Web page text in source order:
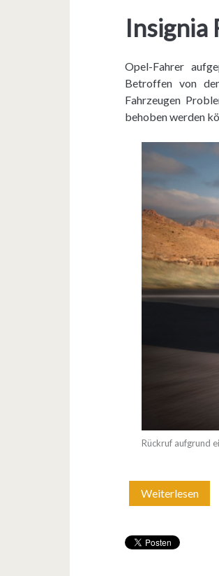
Insignia
Opel-Fahrer
Betroffen von
Fahrzeugen
behoben werden
Rückruf aufgrund
WeiterlesenI